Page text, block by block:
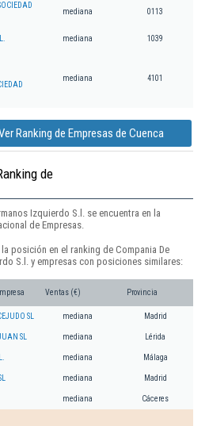
mediana 0113
mediana 1039
mediana 4101
Ranking de Empresas de Cuenca
de
Izquierdo S.l. se encuentra en la
de Empresas.
posición en el ranking de Compania De
S.l. y empresas con posiciones similares:
Ventas (€) Provincia
SL mediana Madrid
SL mediana Lérida
mediana Málaga
mediana Madrid
mediana Cáceres